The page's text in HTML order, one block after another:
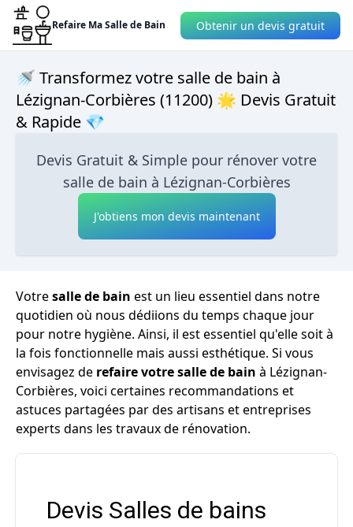
Refaire Ma Salle de Bain Obtenir un devis gratuit
🚿 Transformez votre salle de bain à
Lézignan-Corbières (11200) 🌟 Devis Gratuit
& Rapide 💎
Devis Gratuit & Simple pour rénover votre
salle de bain à Lézignan-Corbières
J'obtiens mon devis maintenant
Votresalle de bain est un lieu essentiel dans notre
quotidien où nous dédiions du temps chaque jour
pour notre hygiène. Ainsi, il est essentiel qu'elle soit à
la fois fonctionnelle mais aussi esthétique. Si vous
envisagez de refaire votre salle de bain à Lézignan-
Corbières, voici certaines recommandations et
astuces partagées par des artisans et entreprises
experts dans les travaux de rénovation.
Devis Salles de bains